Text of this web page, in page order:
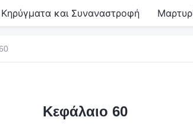
Κηρύγματα και Συναναστροφή
Κεφάλαιο 60